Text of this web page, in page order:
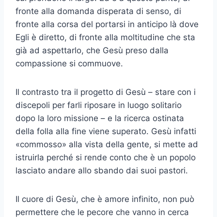
fronte alla domanda disperata di senso, di
fronte alla corsa del portarsi in anticipo là dove
Egli è diretto, di fronte alla moltitudine che sta
già ad aspettarlo, che Gesù preso dalla
compassione si commuove.
Il contrasto tra il progetto di Gesù – stare con i
discepoli per farli riposare in luogo solitario
dopo la loro missione – e la ricerca ostinata
della folla alla fine viene superato. Gesù infatti
«commosso» alla vista della gente, si mette ad
istruirla perché si rende conto che è un popolo
lasciato andare allo sbando dai suoi pastori.
Il cuore di Gesù, che è amore infinito, non può
permettere che le pecore che vanno in cerca